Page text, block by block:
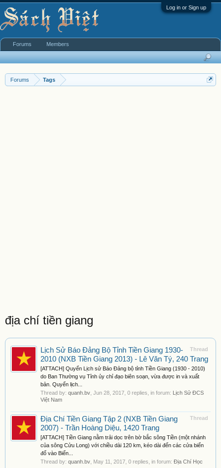
Log in or Sign up
Forums Tags
địa chí tiền giang
Thread
Lịch Sử Báo Đảng Bộ Tỉnh Tiền Giang 1930-
2010 (NXB Tiền Giang 2013) - Lê Văn Tý, 240 Trang
[ATTACH] Quyển Lịch sử Báo Đảng bộ tỉnh Tiền Giang (1930 - 2010)
do Ban Thường vụ Tỉnh ủy chỉ đạo biên soạn, vừa được in và xuất
bản. Quyển lịch...
Thread by: quanh.bv Jun 28, 2017 , 0 replies, in forum: Lịch Sử ĐCS
Việt Nam
Thread
Địa Chí Tiền Giang Tập 2 (NXB Tiền Giang
2007) - Trần Hoàng Diệu, 1420 Trang
[ATTACH] Tiền Giang nằm trải dọc trên bờ bắc sông Tiền (một nhánh
của sông Cửu Long) với chiều dài 120 km, kéo dài đến các cửa biển
đổ vào Biển...
Thread by: quanh.bv May 11, 2017 , 0 replies, in forum: Địa Chí Học
Forums Members